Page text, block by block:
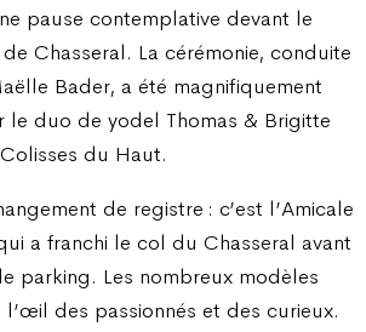
pause contemplative devant le
Chasseral. La cérémonie, conduite
Bader, a été magnifiquement
le duo de yodel Thomas & Brigitte
du Haut.
de registre : c’est l’Amicale
a franchi le col du Chasseral avant
parking. Les nombreux modèles
des passionnés et des curieux.